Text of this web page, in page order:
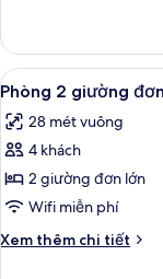
(Room
Only)
Phòng
giường
Superior
(Room
Xem
tất
cả
ảnh
Phòng
2
giường
đơn
7
Phòng 2 giường
28 mét vuông
4 khách
2 giường đơn lớn
Wifi miễn phí
Xem thêm chi tiết
Chi